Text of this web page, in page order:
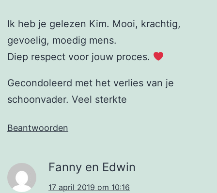
Ik heb je gelezen Kim. Mooi, krachtig,
gevoelig, moedig mens.
Diep respect voor jouw proces.
Gecondoleerd met het verlies van je
schoonvader. Veel sterkte
Beantwoorden
Fanny en Edwin
17 april 2019 om 10:16